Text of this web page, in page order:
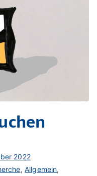
2022
, Allgemein,